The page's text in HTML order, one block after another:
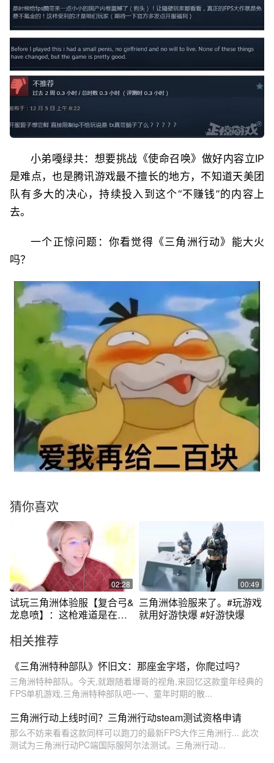
小弟嘠绿共：想要挑战《使命召唤》做好内容立IP
是难点，也是腾讯游戏最不擅长的地方，不知道天美团
队有多大的决心，持续投入到这个“不赚钱”的内容上
去。
一个正惊问题：你看觉得《三角洲行动》能大火
吗？
猜你喜欢
02:28
试玩三角洲体验服【复合弓&
龙息喷】：这枪难道是在蹦
00:49
三角洲体验服来了。#玩游戏
就用好游快爆 #好游快爆
相关推荐
《三角洲特种部队》怀旧文：那座金字塔，你爬过吗？
三角洲特种部队。今天,就跟随着爆哥的视角,来回忆这款童年经典的
FPS单机游戏,三角洲特种部队吧~一、童年时期的散...
三角洲行动上线时间？三角洲行动steam测试资格申请
那么不妨来看看这款同样可以跑刀的最新FPS大作三角洲行... 此次
测试为三角洲行动PC端国际服阿尔法测试。三角洲行动...